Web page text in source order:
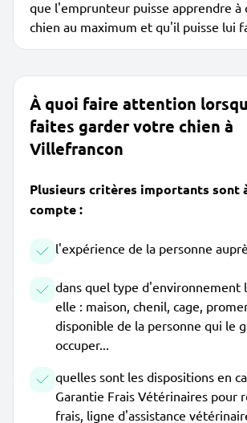
que l'emprunteur puisse apprendre à
chien au maximum et qu'il puisse lui
À quoi faire attention
faites garder votre chien à
Villefrancon
Plusieurs critères importants sont
compte :
l'expérience de la personne
dans quel type d'environnement
elle : maison, chenil, cage,
disponible de la personne qui le
occuper...
quelles sont les dispositions en
Garantie Frais Vétérinaires pour
frais, ligne d'assistance